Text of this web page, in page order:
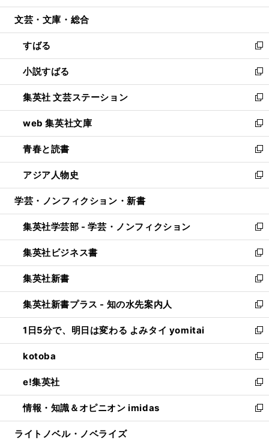
開
ウ
開
く
ン
ウ
で
開
く
ウ
ン
ド
ウ
で
開
く
文芸・文庫・総合
すばる
新
し
い
ウ
ィ
ン
ド
ウ
で
開
く
小説すばる
新
し
い
ウ
ィ
ン
ド
ウ
で
開
集英社 文芸ステーション
新
し
い
ウ
ィ
ン
ド
ウ
開
く
web 集英社文庫
新
し
い
ウ
ィ
ン
ウ
で
開
く
青春と読書
新
し
い
ウ
ン
ド
ウ
で
開
く
アジア人物史
新
し
ウ
ィ
ン
ド
ウ
で
開
く
学芸・ノンフィクション・新書
集英社学芸部 - 学芸・ノンフィクション
新
し
い
ウ
ィ
ン
ド
ウ
で
開
く
集英社ビジネス書
新
し
い
ウ
ィ
ン
ド
ウ
で
開
く
集英社新書
新
し
い
ウ
ィ
ン
ド
ウ
で
開
く
集英社新書プラス - 知の水先案内人
新
し
い
ウ
ィ
ン
ド
ウ
で
開
1日5分で、明日は変わる よみタイ yomitai
新
し
い
ウ
ィ
ン
ド
ウ
kotoba
新
し
い
ウ
ィ
ン
e!集英社
新
し
い
ウ
情報・知識＆オピニオン imidas
新
し
ライトノベル・ノベライズ